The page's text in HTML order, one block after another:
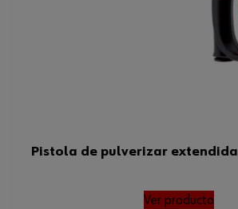
Pistola de pulverizar extendida
Ver producto